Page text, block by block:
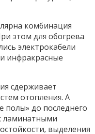
комбинация
этом для обогрева
электрокабели
инфракрасные
сдерживает
отопления. А
полы» до последнего
ламинатными
выделения